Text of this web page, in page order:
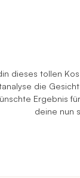
dieses tollen
die
Ergebnis
deine nun